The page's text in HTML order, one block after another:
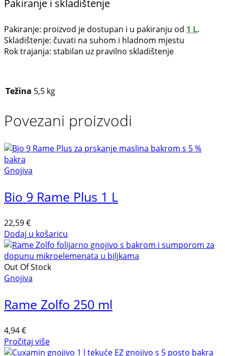
Pakiranje i skladištenje
Pakiranje: proizvod je dostupan i u pakiranju od 1 L.
Skladištenje: čuvati na suhom i hladnom mjestu
Rok trajanja: stabilan uz pravilno skladištenje
Težina 5,5 kg
Povezani proizvodi
Gnojiva
Bio 9 Rame Plus 1 L
22,59€
Dodaj u košaricu
Out Of Stock
Gnojiva
Rame Zolfo 250 ml
4,94€
Pročitaj više